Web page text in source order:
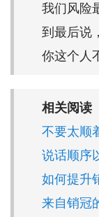
我们风险
到最后说
你这个人
相关阅读
不要太顺
说话顺序
如何提升
来自销冠